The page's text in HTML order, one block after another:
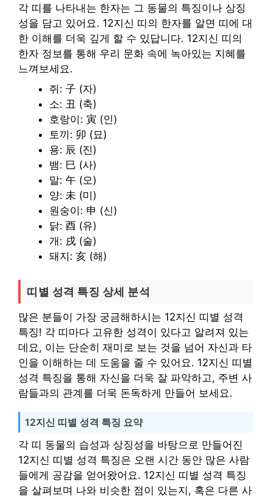
각 띠를 나타내는 한자는 그 동물의 특징이나 상징
성을 담고 있어요. 12지신 띠의 한자를 알면 띠에 대
한 이해를 더욱 깊게 할 수 있답니다. 12지신 띠의
한자 정보를 통해 우리 문화 속에 녹아있는 지혜를
느껴보세요.
쥐: 子 (자)
소: 丑 (축)
호랑이: 寅 (인)
토끼: 卯 (묘)
용: 辰 (진)
뱀: 巳 (사)
말: 午 (오)
양: 未 (미)
원숭이: 申 (신)
닭: 酉 (유)
개: 戌 (술)
돼지: 亥 (해)
띠별 성격 특징 상세 분석
많은 분들이 가장 궁금해하시는 12지신 띠별 성격
특징! 각 띠마다 고유한 성격이 있다고 알려져 있는
데요, 이는 단순히 재미로 보는 것을 넘어 자신과 타
인을 이해하는 데 도움을 줄 수 있어요. 12지신 띠별
성격 특징을 통해 자신을 더욱 잘 파악하고, 주변 사
람들과의 관계를 더욱 돈독하게 만들어 보세요.
12지신 띠별 성격 특징 요약
각 띠 동물의 습성과 상징성을 바탕으로 만들어진
12지신 띠별 성격 특징은 오랜 시간 동안 많은 사람
들에게 공감을 얻어왔어요. 12지신 띠별 성격 특징
을 살펴보며 나와 비슷한 점이 있는지, 혹은 다른 사